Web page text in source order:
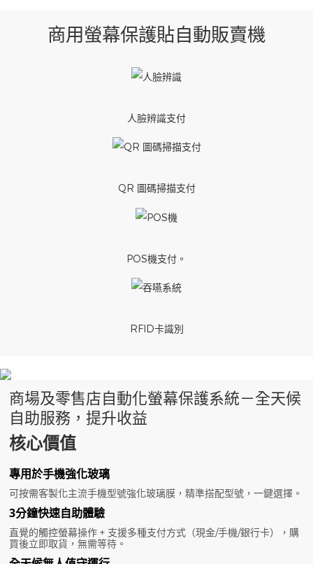
商用螢幕保護貼自動販賣機
人臉辨識支付
QR 圖碼掃描支付
POS機支付。
RFID卡識別
商場及零售店自動化螢幕保護系統－全天候
自助服務，提升收益
核心價值
專用於手機強化玻璃
可按需客製化主流手機型號強化玻璃膜，精準搭配型號，一鍵選擇。
3分鐘快速自助體驗
直覺的觸控螢幕操作 + 支援多種支付方式（現金/手機/銀行卡），購
買後立即取貨，無需等待。